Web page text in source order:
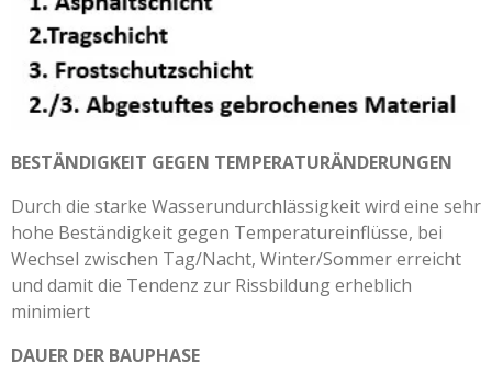
BESTÄNDIGKEIT GEGEN TEMPERATURÄNDERUNGEN
Durch die starke Wasserundurchlässigkeit wird eine sehr
hohe Beständigkeit gegen Temperatureinflüsse, bei
Wechsel zwischen Tag/Nacht, Winter/Sommer erreicht
und damit die Tendenz zur Rissbildung erheblich
minimiert
DAUER DER BAUPHASE